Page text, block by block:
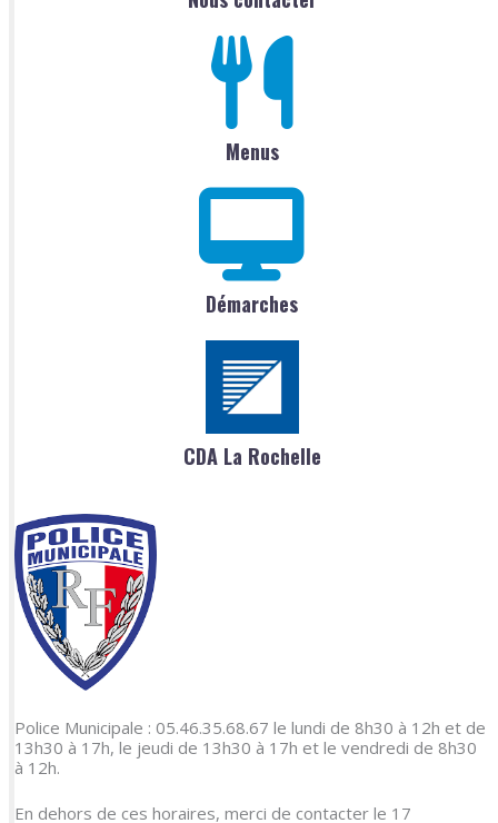
Menus
Démarches
CDA La Rochelle
Police Municipale : 05.46.35.68.67 le lundi de 8h30 à 12h et de
13h30 à 17h, le jeudi de 13h30 à 17h et le vendredi de 8h30
à 12h.
En dehors de ces horaires, merci de contacter le 17